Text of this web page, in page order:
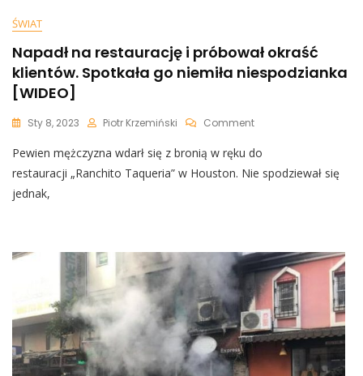
ŚWIAT
Napadł na restaurację i próbował okraść
klientów. Spotkała go niemiła niespodzianka
[WIDEO]
Sty 8, 2023 Piotr Krzemiński CommentOn
Na
Restaurację
Go
Niemiła
Niespodzianka
[WIDEO]
Pewien mężczyzna wdarł się z bronią w ręku do
restauracji „Ranchito Taqueria” w Houston. Nie spodziewał się
jednak,